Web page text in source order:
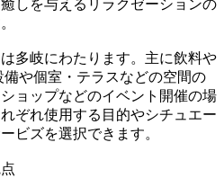
しを与えるリラクゼーションの
多岐にわたります。主に飲料や
や個室・テラスなどの空間の
ョップなどのイベント開催の場
ぞれ使用する目的やシチュエー
ビズを選択できます。